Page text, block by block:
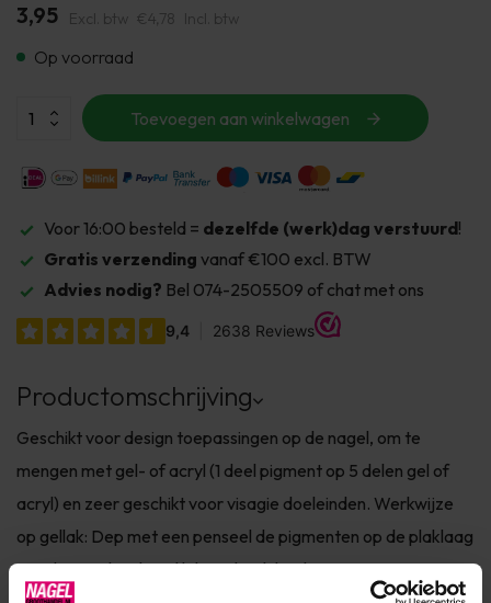
3,95 Excl. btw €4,78 Incl. btw
Op voorraad
Toevoegen aan winkelwagen
Voor 16:00 besteld = dezelfde (werk)dag verstuurd!
Gratis verzending vanaf €100 excl. BTW
Advies nodig? Bel 074-2505509 of chat met ons
Productomschrijving
Geschikt voor design toepassingen op de nagel, om te
mengen met gel- of acryl (1 deel pigment op 5 delen gel of
acryl) en zeer geschikt voor visagie doeleinden. Werkwijze
op gellak: Dep met een penseel de pigmenten op de plaklaag
van de uitgeharde gel lak. Gebruik heel weinig. Breng